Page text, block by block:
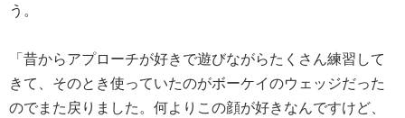
う。
「昔からアプローチが好きで遊びながらたくさん練習して
きて、そのとき使っていたのがボーケイのウェッジだった
のでまた戻りました。何よりこの顔が好きなんですけど、